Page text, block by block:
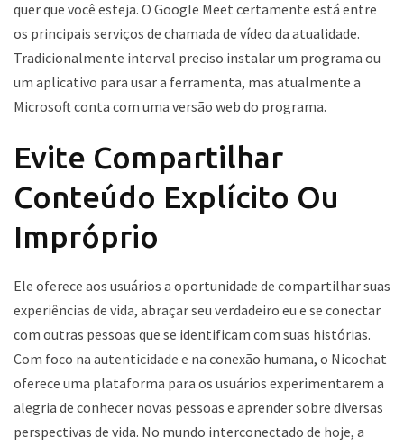
quer que você esteja. O Google Meet certamente está entre
os principais serviços de chamada de vídeo da atualidade.
Tradicionalmente interval preciso instalar um programa ou
um aplicativo para usar a ferramenta, mas atualmente a
Microsoft conta com uma versão web do programa.
Evite Compartilhar
Conteúdo Explícito Ou
Impróprio
Ele oferece aos usuários a oportunidade de compartilhar suas
experiências de vida, abraçar seu verdadeiro eu e se conectar
com outras pessoas que se identificam com suas histórias.
Com foco na autenticidade e na conexão humana, o Nicochat
oferece uma plataforma para os usuários experimentarem a
alegria de conhecer novas pessoas e aprender sobre diversas
perspectivas de vida. No mundo interconectado de hoje, a